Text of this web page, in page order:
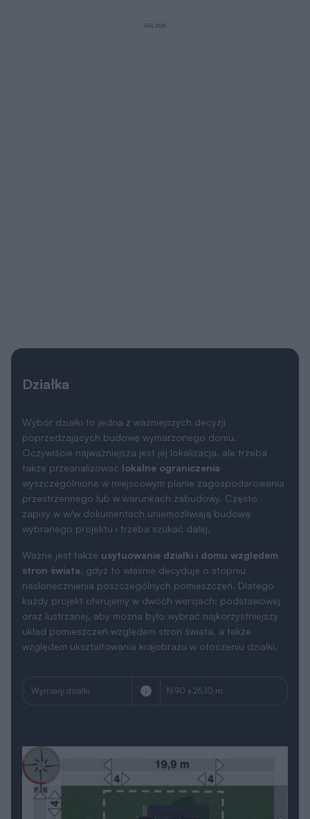
REKLAMA
Działka
Wybór działki to jedna z ważniejszych decyzji
poprzedzających budowę wymarzonego domu.
Oczywiście najważniejsza jest jej lokalizacja, ale trzeba
także przeanalizować lokalne ograniczenia
wyszczególnione w miejscowym planie zagospodarowania
przestrzennego lub w warunkach zabudowy. Często
zapisy w w/w dokumentach uniemożliwiają budowę
wybranego projektu i trzeba szukać dalej.
Ważne jest także usytuowanie działki i domu względem
stron świata, gdyż to właśnie decyduje o stopniu
nasłonecznienia poszczególnych pomieszczeń. Dlatego
każdy projekt oferujemy w dwóch wersjach: podstawowej
oraz lustrzanej, aby można było wybrać najkorzystniejszy
układ pomieszczeń względem stron świata, a także
względem ukształtowania krajobrazu w otoczeniu działki.
Wymiary działki 19.90 x 26.10 m